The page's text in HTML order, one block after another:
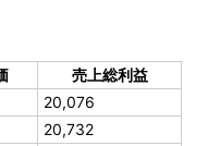
売上総利益
20,076
20,732